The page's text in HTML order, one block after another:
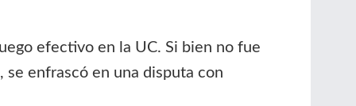
efectivo en la UC. Si bien no fue
enfrascó en una disputa con